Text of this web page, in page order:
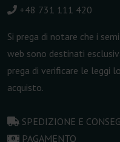
+48 731 111 420
Si prega di notare che i
web sono destinati
prega di verificare le leggi
acquisto.
SPEDIZIONE E
PAGAMENTO